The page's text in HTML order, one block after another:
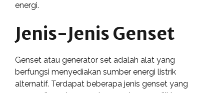
energi.
Jenis-Jenis Genset
Genset atau generator set adalah alat yang
berfungsi menyediakan sumber energi listrik
alternatif. Terdapat beberapa jenis genset yang